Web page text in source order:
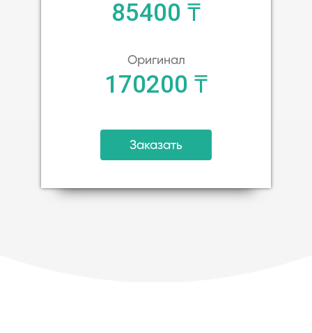
85400 ₸
Оригинал
170200 ₸
Заказать